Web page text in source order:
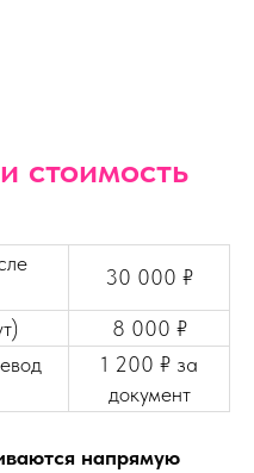
стоимость
30 000 ₽
8 000 ₽
1 200 ₽ за
документ
напрямую